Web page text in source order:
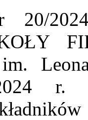
20/
im.
r.